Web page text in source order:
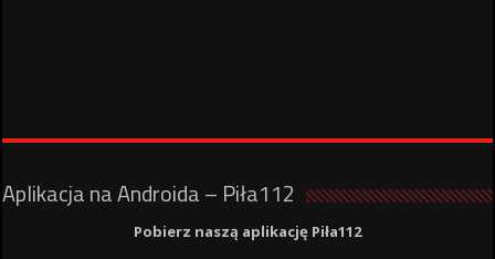
Aplikacja na Androida – Piła112
Pobierz naszą aplikację Piła112